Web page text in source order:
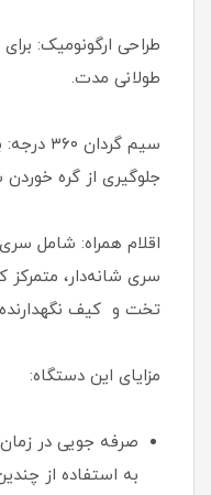
طراحی ارگونومیک:
طولانی مدت.
سیم
جلوگیری از گره
اقلام همراه: شامل
سری شانه‌دار، متمرکز
تخت و کیف
مزایای این دستگاه:
صرفه جویی در زمان:
به استفاده از